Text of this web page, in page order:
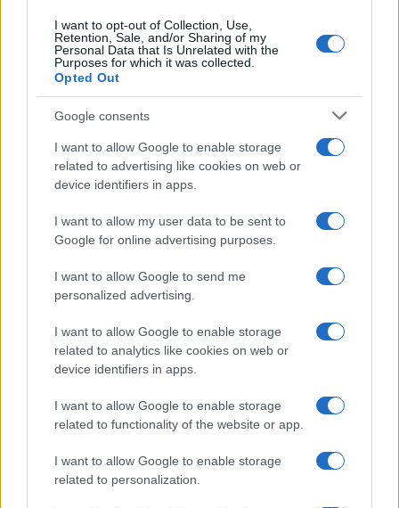
I want to opt-out of Collection, Use,
Retention, Sale, and/or Sharing of my
Personal Data that Is Unrelated with the
Purposes for which it was collected.
Opted Out
Google consents
I want to allow Google to enable storage
related to advertising like cookies on web or
device identifiers in apps.
I want to allow my user data to be sent to
Google for online advertising purposes.
I want to allow Google to send me
personalized advertising.
I want to allow Google to enable storage
related to analytics like cookies on web or
device identifiers in apps.
I want to allow Google to enable storage
related to functionality of the website or app.
I want to allow Google to enable storage
related to personalization.
megtekintést.
1
HÍRLEVÉL
E-mail cím
Feliratkozom a hírlevélre és elfogadom az
adatvédelmi
szabályzatot!
HÍRDETÉS